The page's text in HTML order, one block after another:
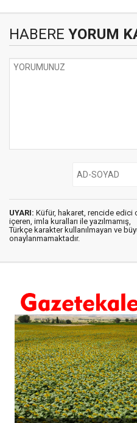
HABERE YORUM
UYARI: Küfür, hakaret, rencide edici
içeren, imla kuralları ile yazılmamış,
Türkçe karakter kullanılmayan ve
onaylanmamaktadır.